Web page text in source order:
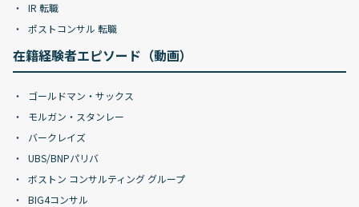
IR 転職
ポストコンサル 転職
在籍経験者エピソード（動画）
ゴールドマン・サックス
モルガン・スタンレー
バークレイズ
UBS/BNPパリバ
ボストン コンサルティング グループ
BIG4コンサル